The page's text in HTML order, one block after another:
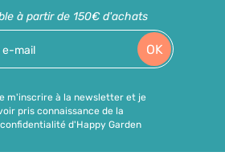
à partir de 150€ d'achats
OK
m'inscrire à la newsletter et je
pris connaissance de la
d'Happy Garden